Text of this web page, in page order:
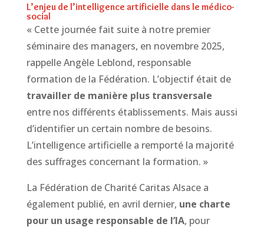
L’enjeu de l’intelligence artificielle dans le médico-
social
« Cette journée fait suite à notre premier
séminaire des managers, en novembre 2025,
rappelle Angèle Leblond, responsable
formation de la Fédération. L’objectif était de
travailler de manière plus transversale
entre nos différents établissements. Mais aussi
d’identifier un certain nombre de besoins.
L’intelligence artificielle a remporté la majorité
des suffrages concernant la formation. »
La Fédération de Charité Caritas Alsace a
également publié, en avril dernier, une charte
pour un usage responsable de l’IA, pour